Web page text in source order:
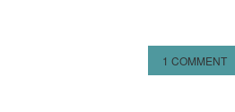
1 COMMENT